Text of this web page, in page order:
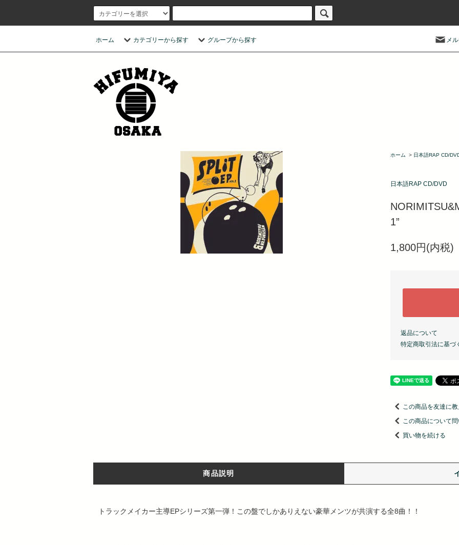
ホーム カテゴリーから探す グループから探す メ
ホーム > 日本語RAP CD/
日本語RAP CD/DVD
1”
1,800円(内税)
返品について
特定商取引法に基づ
この商品を友達に教
この商品について
買い物を続ける
商品説明
トラックメイカー主導EPシリーズ第一弾！この盤でしかありえない豪華メンツが共演する全8曲！！